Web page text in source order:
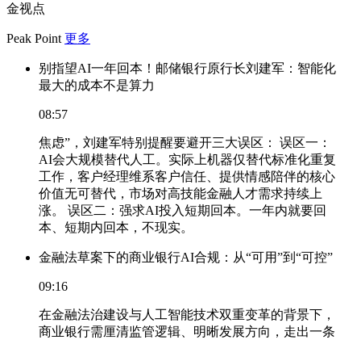
金视点
Peak Point 更多
别指望AI一年回本！邮储银行原行长刘建军：智能化
最大的成本不是算力
08:57
焦虑”，刘建军特别提醒要避开三大误区： 误区一：
AI会大规模替代人工。实际上机器仅替代标准化重复
工作，客户经理维系客户信任、提供情感陪伴的核心
价值无可替代，市场对高技能金融人才需求持续上
涨。 误区二：强求AI投入短期回本。一年内就要回
本、短期内回本，不现实。
金融法草案下的商业银行AI合规：从“可用”到“可控”
09:16
在金融法治建设与人工智能技术双重变革的背景下，
商业银行需厘清监管逻辑、明晰发展方向，走出一条